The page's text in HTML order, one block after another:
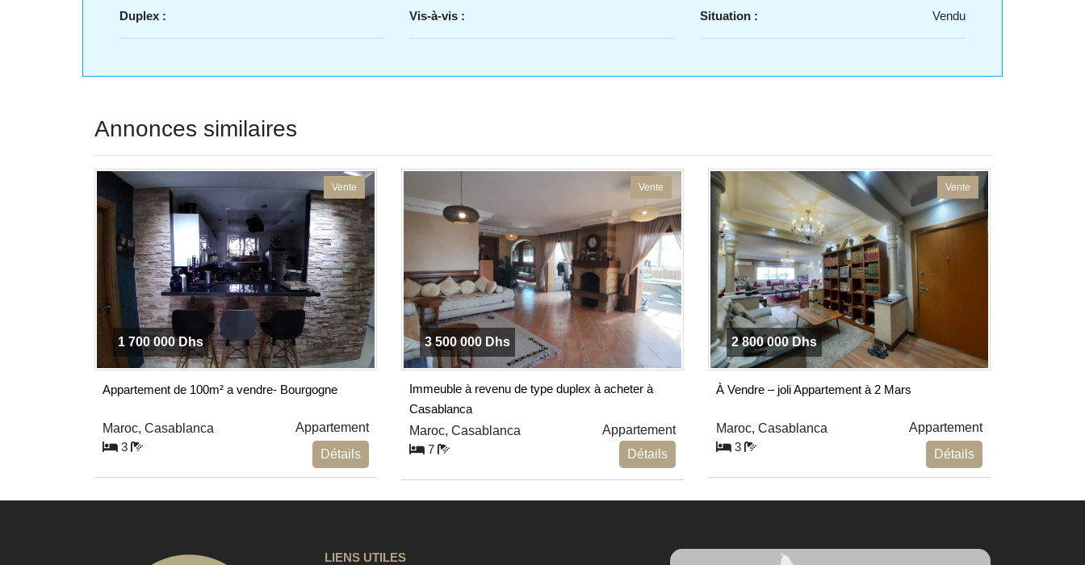
Duplex : Vis-à-vis : Situation : Vendu
Annonces similaires
Vente
1 700 000 Dhs
Appartement de 100m² a vendre- Bourgogne
Maroc, Casablanca
Appartement
3
Détails
Vente
3 500 000 Dhs
Immeuble à revenu de type duplex à acheter à
Casablanca
Maroc, Casablanca
Appartement
7
Détails
Vente
2 800 000 Dhs
À Vendre – joli Appartement à 2 Mars
Maroc, Casablanca
Appartement
3
Détails
LIENS UTILES